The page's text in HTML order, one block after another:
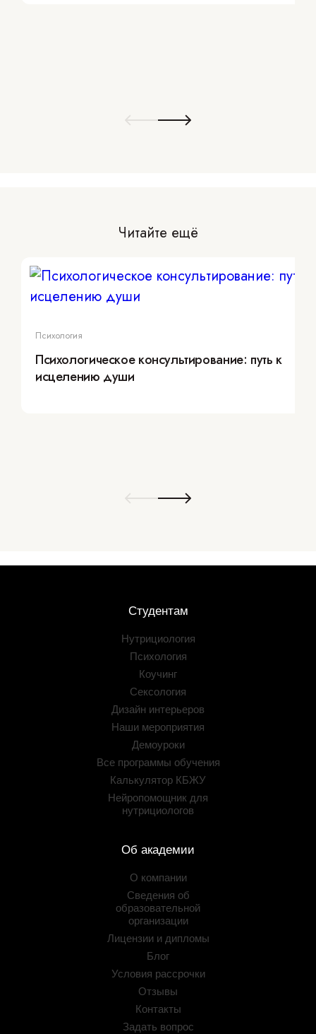
Читайте ещё
Психология
Психологическое консультирование: путь к
исцелению души
Студентам
Нутрициология
Психология
Коучинг
Сексология
Дизайн интерьеров
Наши мероприятия
Демоуроки
Все программы обучения
Калькулятор КБЖУ
Нейропомощник для
нутрициологов
Об академии
О компании
Сведения об
образовательной
организации
Лицензии и дипломы
Блог
Условия рассрочки
Отзывы
Контакты
Задать вопрос